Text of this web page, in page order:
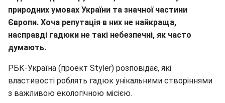
природних умовах України та значної частини
Європи. Хоча репутація в них не найкраща,
насправді гадюки не такі небезпечні, як часто
думають.
РБК-Україна (проект Styler) розповідає, які
властивості роблять гадюк унікальними створіннями
з важливою екологічною місією.